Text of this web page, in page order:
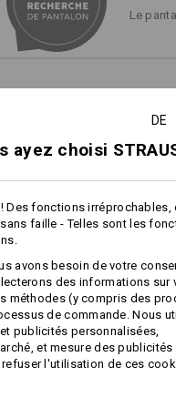
Toutes les coutures
supplémentaire
inclus dans l'étendue de
:
Lavage en machine à 40 °C
Ne pas nettoyer à sec
:
Concevoir soi-
plus
repoussons les
en restant fidèles à
LÉGÈRETÉ ET
À quel point le Ripstop peut-il
vestimentaire adopter pour
stratégie e.s.t:aktik ! Des
propriétés
dans des couleurs terreuses :
performances optimales
agrippante – c’est tout!
Le
Fonctionnelle short e.s.​
dynashield solid
DE
ayez choisi
Des fonctions irréprochables,
faille - Telles sont les
avons besoin de votre
des informations sur
méthodes (y compris des
de commande. Nous
publicités personnalisées,
et mesure des publicités
l'utilisation de ces